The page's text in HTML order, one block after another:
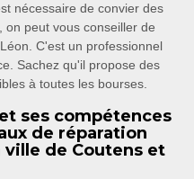
nécessaire de convier des
on peut vous conseiller de
C'est un professionnel
Sachez qu'il propose des
à toutes les bourses.
ses compétences
de réparation
ville de Coutens et